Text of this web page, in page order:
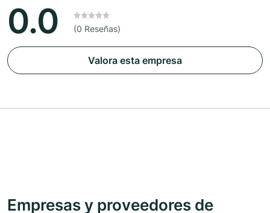
0.0 (0 Reseñas)
Valora esta empresa
Empresas y proveedores de